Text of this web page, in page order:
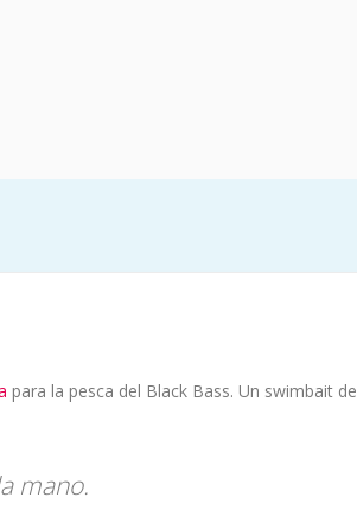
para la pesca del Black Bass. Un swimbait de
mano.